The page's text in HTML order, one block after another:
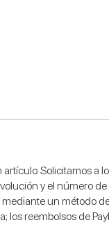
Solicitamos a
y el número
un método
reembolsos de